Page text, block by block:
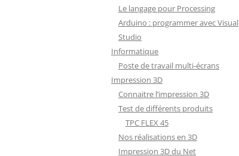
Le langage pour Processing
Arduino : programmer avec Visual
Studio
Informatique
Poste de travail multi-écrans
Impression 3D
Connaitre l’impression 3D
Test de différents produits
TPC FLEX 45
Nos réalisations en 3D
Impression 3D du Net